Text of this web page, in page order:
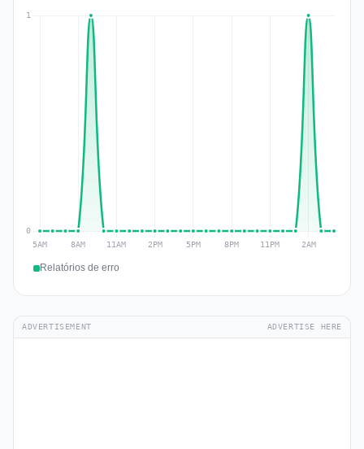
Relatórios de erro
ADVERTISEMENT ADVERTISE HERE